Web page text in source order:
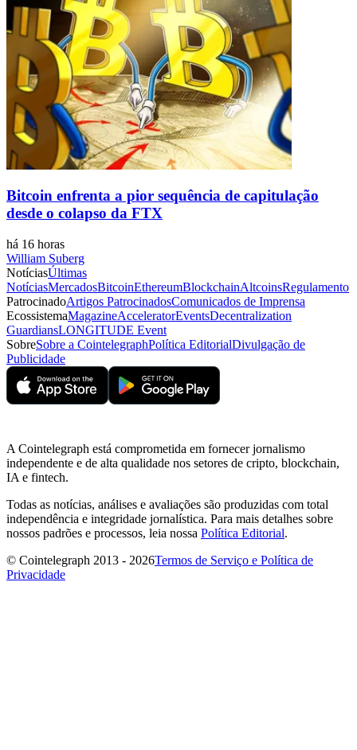
Bitcoin enfrenta a pior sequência de capitulação
desde o colapso da FTX
há 16 horas
William Suberg
NotíciasÚltimas
NotíciasMercadosBitcoinEthereumBlockchainAltcoinsRegulamento
PatrocinadoArtigos PatrocinadosComunicados de Imprensa
EcossistemaMagazineAcceleratorEventsDecentralization
GuardiansLONGITUDE Event
SobreSobre a CointelegraphPolítica EditorialDivulgação de
Publicidade
A Cointelegraph está comprometida em fornecer jornalismo
independente e de alta qualidade nos setores de cripto, blockchain,
IA e fintech.
Todas as notícias, análises e avaliações são produzidas com total
independência e integridade jornalística. Para mais detalhes sobre
nossos padrões e processos, leia nossa Política Editorial.
© Cointelegraph 2013 - 2026Termos de Serviço e Política de
Privacidade